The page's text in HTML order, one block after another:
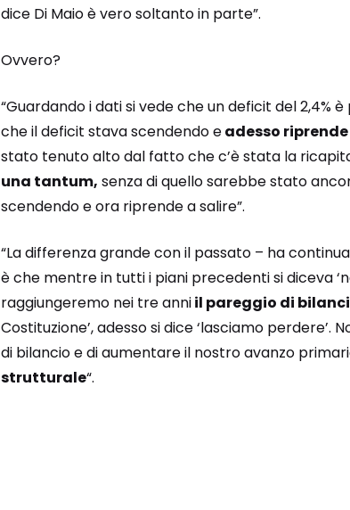
dice Di Maio è vero soltanto in parte”.
Ovvero?
“Guardando i dati si vede che un deficit del 2,4%
che il deficit stava scendendo eadesso riprende
stato tenuto alto dal fatto che c’è stata la
una tantum, senza di quello sarebbe stato
scendendo e ora riprende a salire”.
“La differenza grande con il passato – ha
è che mentre in tutti i piani precedenti si diceva
raggiungeremo nei tre anniil pareggio di
Costituzione’, adesso si dice ‘lasciamo perdere’.
di bilancio e di aumentare il nostro avanzo
strutturale“.